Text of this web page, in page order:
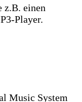
z.B. einen
Player.
Music System